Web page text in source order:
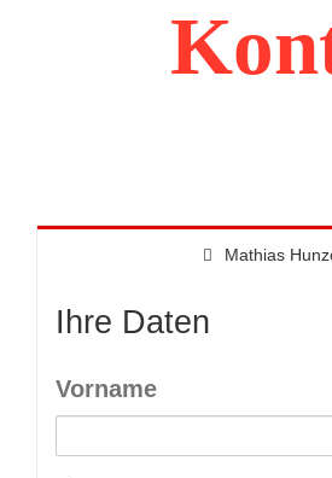
Mathias
Ihre Daten
Vorname